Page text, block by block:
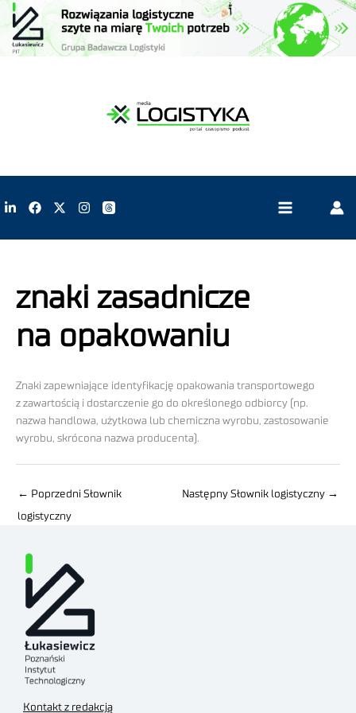
znaki zasadnicze
na opakowaniu
Znaki zapewniające identyfikację opakowania transportowego
z zawartością i dostarczenie go do określonego odbiorcy (np.
nazwa handlowa, użytkowa lub chemiczna wyrobu, zastosowanie
wyrobu, skrócona nazwa producenta).
← Poprzedni Słownik
logistyczny
Następny Słownik logistyczny →
Kontakt z redakcją